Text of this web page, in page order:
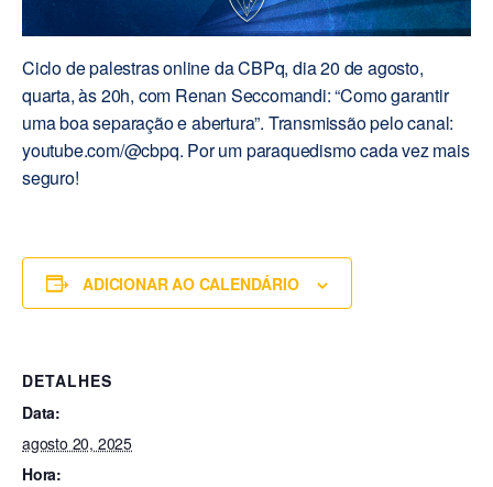
Ciclo de palestras online da CBPq, dia 20 de agosto,
quarta, às 20h, com Renan Seccomandi: “Como garantir
uma boa separação e abertura”. Transmissão pelo canal:
youtube.com/@cbpq. Por um paraquedismo cada vez mais
seguro!
ADICIONAR AO CALENDÁRIO
DETALHES
Data:
agosto 20, 2025
Hora: